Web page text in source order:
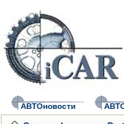
АВТОновости